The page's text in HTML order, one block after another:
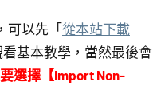
可以先「從本站下載
看基本教學，當然最後會
選擇【Import Non-